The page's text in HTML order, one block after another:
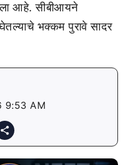
आहे. सीबीआयने
घेतल्याचे भक्कम पुरावे सादर
9:53 AM